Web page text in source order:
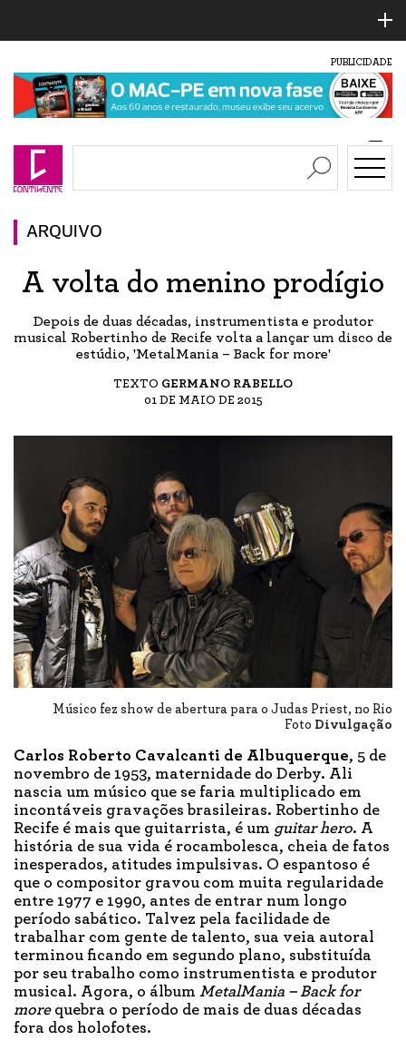
PUBLICIDADE
ARQUIVO
A volta do menino prodígio
Depois de duas décadas, instrumentista e produtor
musical Robertinho de Recife volta a lançar um disco de
estúdio, 'MetalMania – Back for more'
TEXTO GERMANO RABELLO
01 DE MAIO DE 2015
Músico fez show de abertura para o Judas Priest, no Rio
Foto Divulgação
Carlos Roberto Cavalcanti de Albuquerque, 5 de
novembro de 1953, maternidade do Derby. Ali
nascia um músico que se faria multiplicado em
incontáveis gravações brasileiras. Robertinho de
Recife é mais que guitarrista, é um guitar hero. A
história de sua vida é rocambolesca, cheia de fatos
inesperados, atitudes impulsivas. O espantoso é
que o compositor gravou com muita regularidade
entre 1977 e 1990, antes de entrar num longo
período sabático. Talvez pela facilidade de
trabalhar com gente de talento, sua veia autoral
terminou ficando em segundo plano, substituída
por seu trabalho como instrumentista e produtor
musical. Agora, o álbum MetalMania – Back for
morequebra o período de mais de duas décadas
fora dos holofotes.